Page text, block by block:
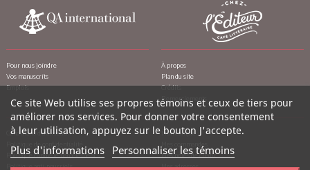
Pour nous joindre
Vos manuscrits
Emplois
À propos
Plan du site
Crédits
Remerciements
Conditions d’utilisation
Politique de confidentialité
Politique contre le harcèlement
Politique anti-pourriels
Mon compte
Mes commandes
Mes notes de crédit
Mes adresses
Ce site Web utilise ses propres témoins et ceux de tiers pour
améliorer nos services. Pour donner votre consentement
à leur utilisation, appuyez sur le bouton J'accepte.
Plus d'informations Personnaliser les témoins